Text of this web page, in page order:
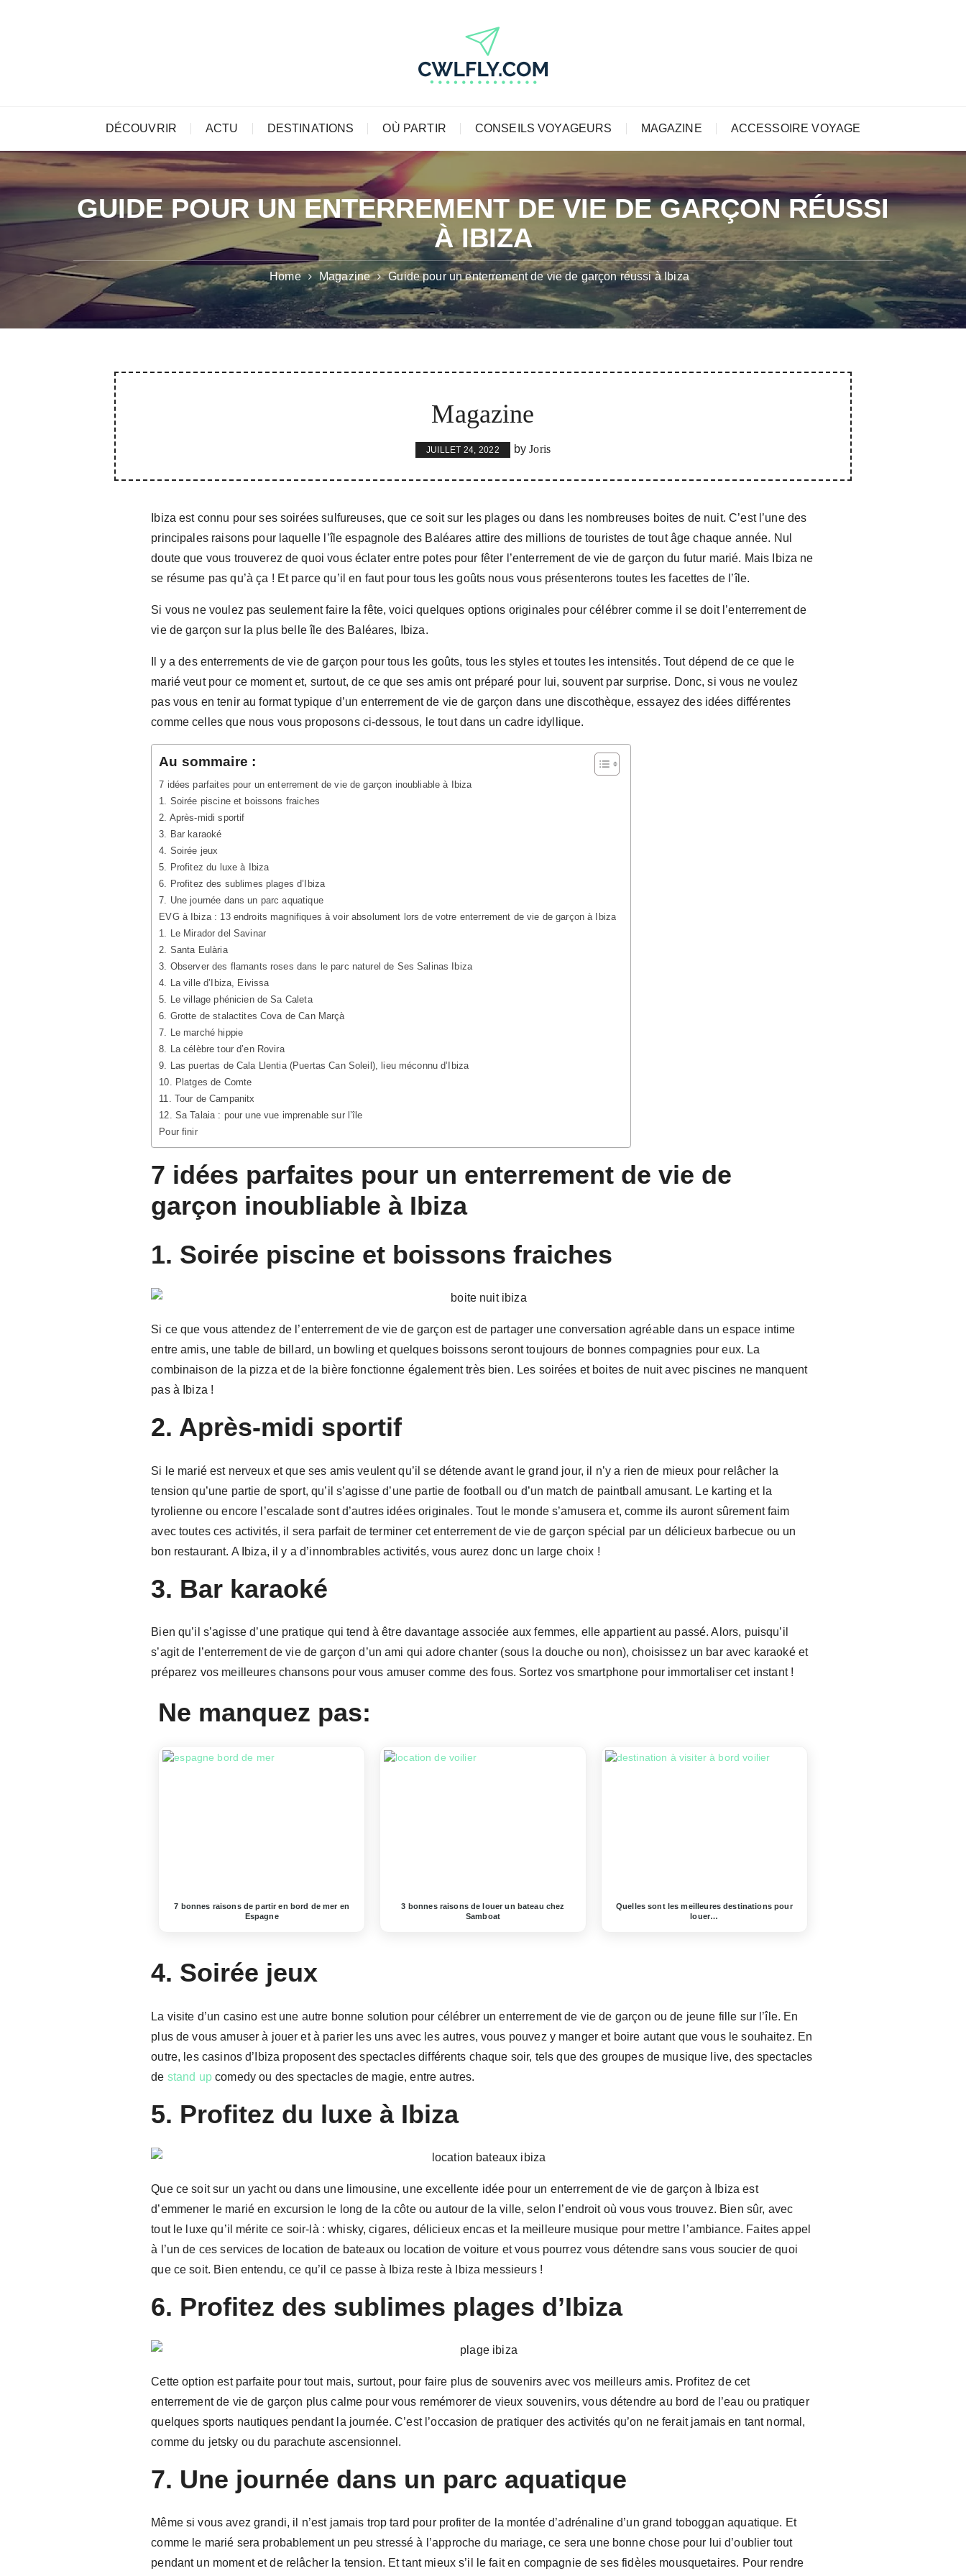
DÉCOUVRIR ACTU DESTINATIONS OÙ PARTIR CONSEILS VOYAGEURS MAGAZINE ACCESSOIRE VOYAGE
GUIDE POUR UN ENTERREMENT DE VIE DE GARÇON RÉUSSI
À IBIZA
Home Magazine Guide pour un enterrement de vie de garçon réussi à Ibiza
Magazine
JUILLET 24, 2022 byJoris
Ibiza est connu pour ses soirées sulfureuses, que ce soit sur les plages ou dans les nombreuses boites de nuit. C’est l’une des
principales raisons pour laquelle l’île espagnole des Baléares attire des millions de touristes de tout âge chaque année. Nul
doute que vous trouverez de quoi vous éclater entre potes pour fêter l’enterrement de vie de garçon du futur marié. Mais Ibiza ne
se résume pas qu’à ça ! Et parce qu’il en faut pour tous les goûts nous vous présenterons toutes les facettes de l’île.
Si vous ne voulez pas seulement faire la fête, voici quelques options originales pour célébrer comme il se doit l’enterrement de
vie de garçon sur la plus belle île des Baléares, Ibiza.
Il y a des enterrements de vie de garçon pour tous les goûts, tous les styles et toutes les intensités. Tout dépend de ce que le
marié veut pour ce moment et, surtout, de ce que ses amis ont préparé pour lui, souvent par surprise. Donc, si vous ne voulez
pas vous en tenir au format typique d’un enterrement de vie de garçon dans une discothèque, essayez des idées différentes
comme celles que nous vous proposons ci-dessous, le tout dans un cadre idyllique.
Au sommaire :
7 idées parfaites pour un enterrement de vie de garçon inoubliable à Ibiza
1. Soirée piscine et boissons fraiches
2. Après-midi sportif
3. Bar karaoké
4. Soirée jeux
5. Profitez du luxe à Ibiza
6. Profitez des sublimes plages d’Ibiza
7. Une journée dans un parc aquatique
EVG à Ibiza : 13 endroits magnifiques à voir absolument lors de votre enterrement de vie de garçon à Ibiza
1. Le Mirador del Savinar
2. Santa Eulària
3. Observer des flamants roses dans le parc naturel de Ses Salinas Ibiza
4. La ville d’Ibiza, Eivissa
5. Le village phénicien de Sa Caleta
6. Grotte de stalactites Cova de Can Marçà
7. Le marché hippie
8. La célèbre tour d’en Rovira
9. Las puertas de Cala Llentia (Puertas Can Soleil), lieu méconnu d’Ibiza
10. Platges de Comte
11. Tour de Campanitx
12. Sa Talaia : pour une vue imprenable sur l’île
Pour finir
7 idées parfaites pour un enterrement de vie de
garçon inoubliable à Ibiza
1. Soirée piscine et boissons fraiches
Si ce que vous attendez de l’enterrement de vie de garçon est de partager une conversation agréable dans un espace intime
entre amis, une table de billard, un bowling et quelques boissons seront toujours de bonnes compagnies pour eux. La
combinaison de la pizza et de la bière fonctionne également très bien. Les soirées et boites de nuit avec piscines ne manquent
pas à Ibiza !
2. Après-midi sportif
Si le marié est nerveux et que ses amis veulent qu’il se détende avant le grand jour, il n’y a rien de mieux pour relâcher la
tension qu’une partie de sport, qu’il s’agisse d’une partie de football ou d’un match de paintball amusant. Le karting et la
tyrolienne ou encore l’escalade sont d’autres idées originales. Tout le monde s’amusera et, comme ils auront sûrement faim
avec toutes ces activités, il sera parfait de terminer cet enterrement de vie de garçon spécial par un délicieux barbecue ou un
bon restaurant. A Ibiza, il y a d’innombrables activités, vous aurez donc un large choix !
3. Bar karaoké
Bien qu’il s’agisse d’une pratique qui tend à être davantage associée aux femmes, elle appartient au passé. Alors, puisqu’il
s’agit de l’enterrement de vie de garçon d’un ami qui adore chanter (sous la douche ou non), choisissez un bar avec karaoké et
préparez vos meilleures chansons pour vous amuser comme des fous. Sortez vos smartphone pour immortaliser cet instant !
Ne manquez pas:
7 bonnes raisons de partir en bord de mer en
Espagne
3 bonnes raisons de louer un bateau chez
Samboat
Quelles sont les meilleures destinations pour
louer…
4. Soirée jeux
La visite d’un casino est une autre bonne solution pour célébrer un enterrement de vie de garçon ou de jeune fille sur l’île. En
plus de vous amuser à jouer et à parier les uns avec les autres, vous pouvez y manger et boire autant que vous le souhaitez. En
outre, les casinos d’Ibiza proposent des spectacles différents chaque soir, tels que des groupes de musique live, des spectacles
de stand upcomedy ou des spectacles de magie, entre autres.
5. Profitez du luxe à Ibiza
Que ce soit sur un yacht ou dans une limousine, une excellente idée pour un enterrement de vie de garçon à Ibiza est
d’emmener le marié en excursion le long de la côte ou autour de la ville, selon l’endroit où vous vous trouvez. Bien sûr, avec
tout le luxe qu’il mérite ce soir-là : whisky, cigares, délicieux encas et la meilleure musique pour mettre l’ambiance. Faites appel
à l’un de ces services de location de bateaux ou location de voiture et vous pourrez vous détendre sans vous soucier de quoi
que ce soit. Bien entendu, ce qu’il ce passe à Ibiza reste à Ibiza messieurs !
6. Profitez des sublimes plages d’Ibiza
Cette option est parfaite pour tout mais, surtout, pour faire plus de souvenirs avec vos meilleurs amis. Profitez de cet
enterrement de vie de garçon plus calme pour vous remémorer de vieux souvenirs, vous détendre au bord de l’eau ou pratiquer
quelques sports nautiques pendant la journée. C’est l’occasion de pratiquer des activités qu’on ne ferait jamais en tant normal,
comme du jetsky ou du parachute ascensionnel.
7. Une journée dans un parc aquatique
Même si vous avez grandi, il n’est jamais trop tard pour profiter de la montée d’adrénaline d’un grand toboggan aquatique. Et
comme le marié sera probablement un peu stressé à l’approche du mariage, ce sera une bonne chose pour lui d’oublier tout
pendant un moment et de relâcher la tension. Et tant mieux s’il le fait en compagnie de ses fidèles mousquetaires. Pour rendre